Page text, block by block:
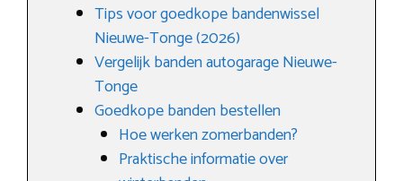
Tips voor goedkope bandenwissel
Nieuwe-Tonge (2026)
Vergelijk banden autogarage Nieuwe-
Tonge
Goedkope banden bestellen
Hoe werken zomerbanden?
Praktische informatie over